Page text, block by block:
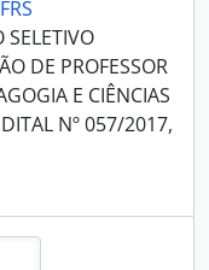
SELETIVO
DE PROFESSOR
E CIÊNCIAS
Nº 057/2017,